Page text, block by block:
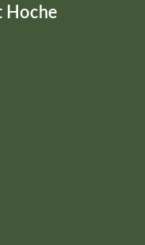
Hoche